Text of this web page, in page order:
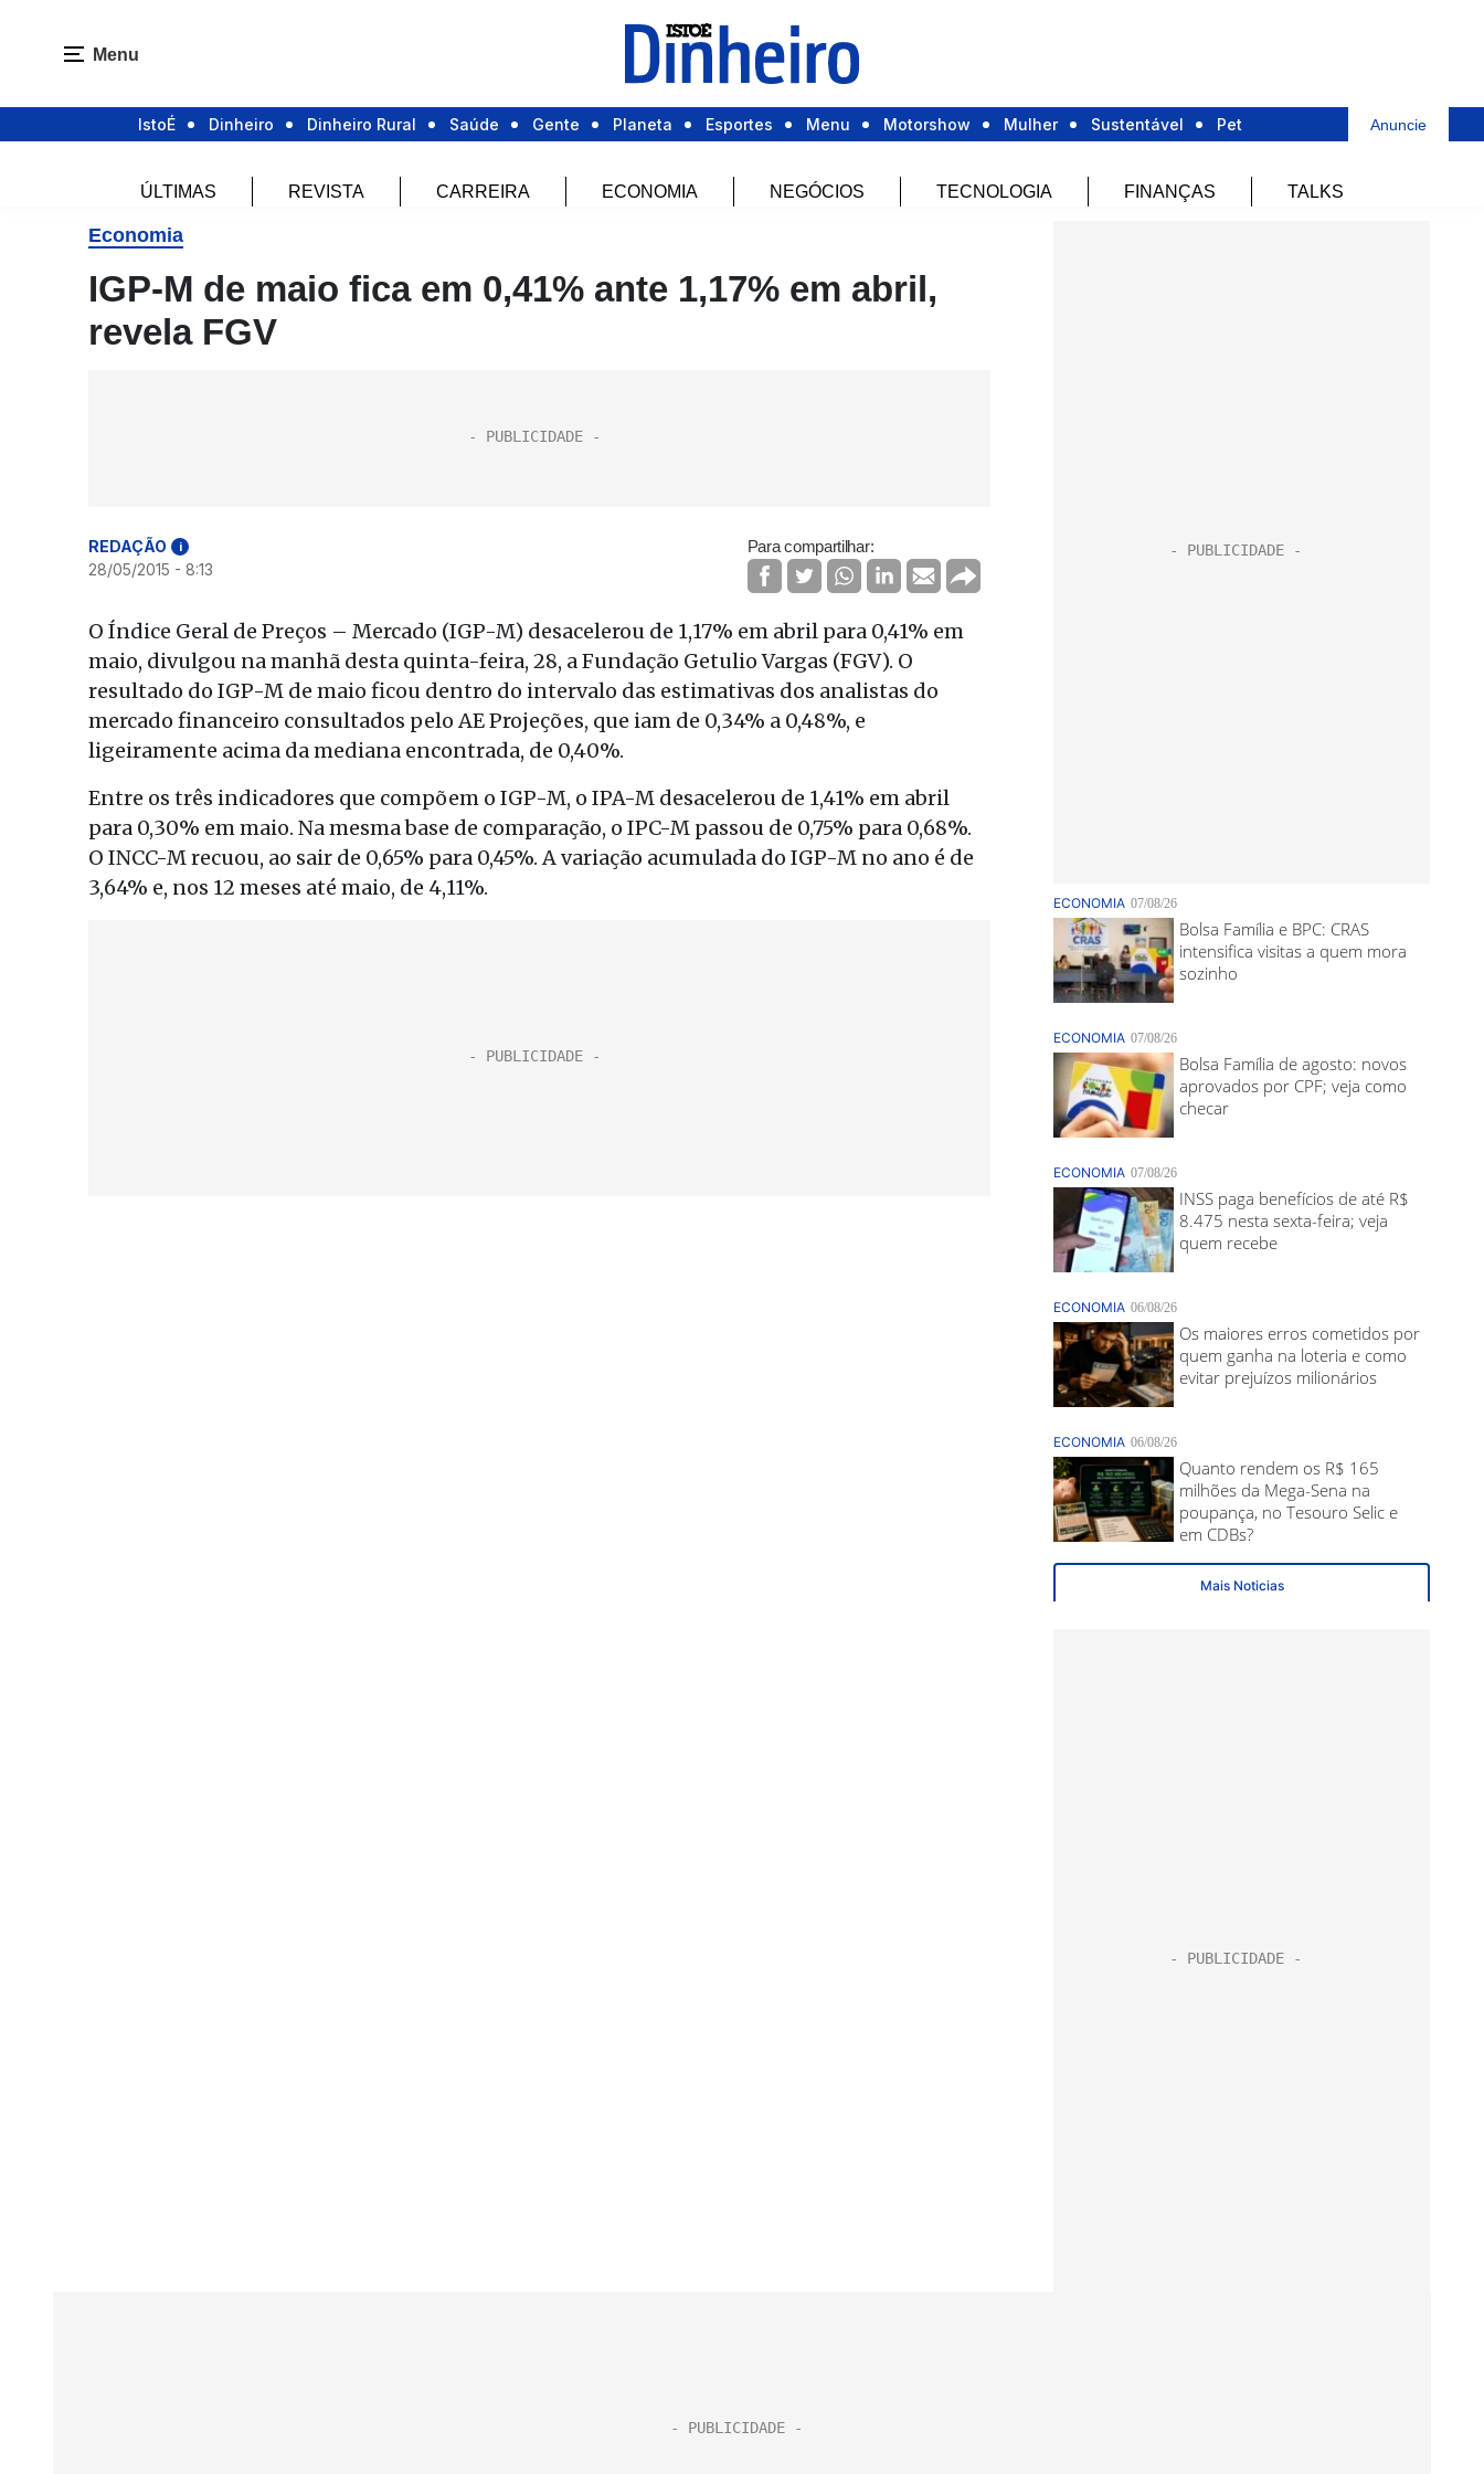
Menu
IstoÉ Dinheiro Dinheiro Rural Saúde Gente Planeta Esportes Menu Motorshow Mulher Sustentável Pet Anuncie
ÚLTIMAS REVISTA CARREIRA ECONOMIA NEGÓCIOS TECNOLOGIA FINANÇAS TALKS
Economia
IGP-M de maio fica em 0,41% ante 1,17% em abril,
revela FGV
REDAÇÃO i
28/05/2015 - 8:13
Para compartilhar:
O Índice Geral de Preços – Mercado (IGP-M) desacelerou de 1,17% em abril para 0,41% em
maio, divulgou na manhã desta quinta-feira, 28, a Fundação Getulio Vargas (FGV). O
resultado do IGP-M de maio ficou dentro do intervalo das estimativas dos analistas do
mercado financeiro consultados pelo AE Projeções, que iam de 0,34% a 0,48%, e
ligeiramente acima da mediana encontrada, de 0,40%.
Entre os três indicadores que compõem o IGP-M, o IPA-M desacelerou de 1,41% em abril
para 0,30% em maio. Na mesma base de comparação, o IPC-M passou de 0,75% para 0,68%.
O INCC-M recuou, ao sair de 0,65% para 0,45%. A variação acumulada do IGP-M no ano é de
3,64% e, nos 12 meses até maio, de 4,11%.